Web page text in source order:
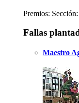
Premios: Sección:
Fallas
Maestro